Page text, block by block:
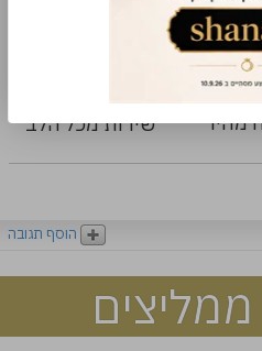
אצלנו
מהיר שירות מכל הלב
הוסף תגובה